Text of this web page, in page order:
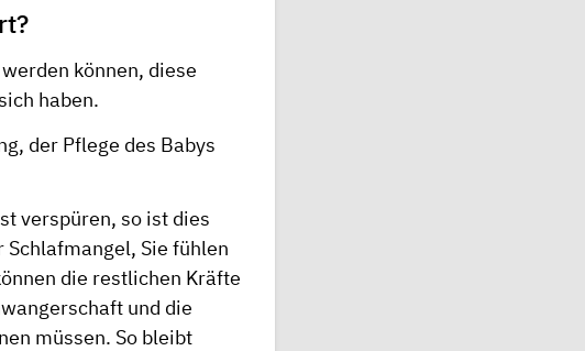
können, diese
haben.
der Pflege des Babys
verspüren, so ist dies
Sie fühlen
die restlichen Kräfte
und die
müssen. So bleibt